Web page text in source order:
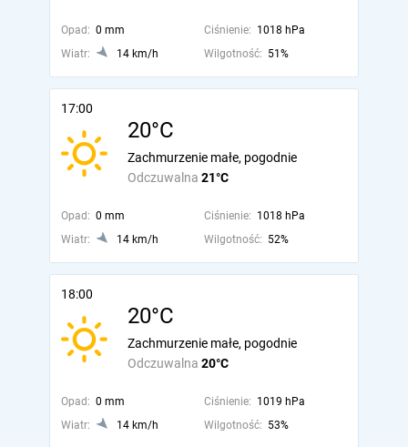
Opad: 0 mm Ciśnienie: 1018 hPa
Wiatr:
14 km/h Wilgotność: 51%
17:00
20°C
Odczuwalna 21°C
Zachmurzenie małe, pogodnie
Opad: 0 mm Ciśnienie: 1018 hPa
Wiatr:
14 km/h Wilgotność: 52%
18:00
20°C
Odczuwalna 20°C
Zachmurzenie małe, pogodnie
Opad: 0 mm Ciśnienie: 1019 hPa
Wiatr:
14 km/h Wilgotność: 53%